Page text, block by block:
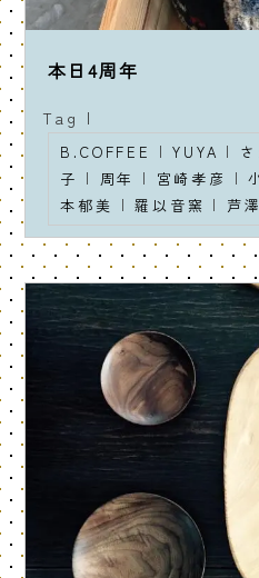
本日4周年
Tag |
B.COFFEE |YUYA |
子 | 周年 | 宮崎孝彦 |
本郁美 |羅以音窯 | 芦